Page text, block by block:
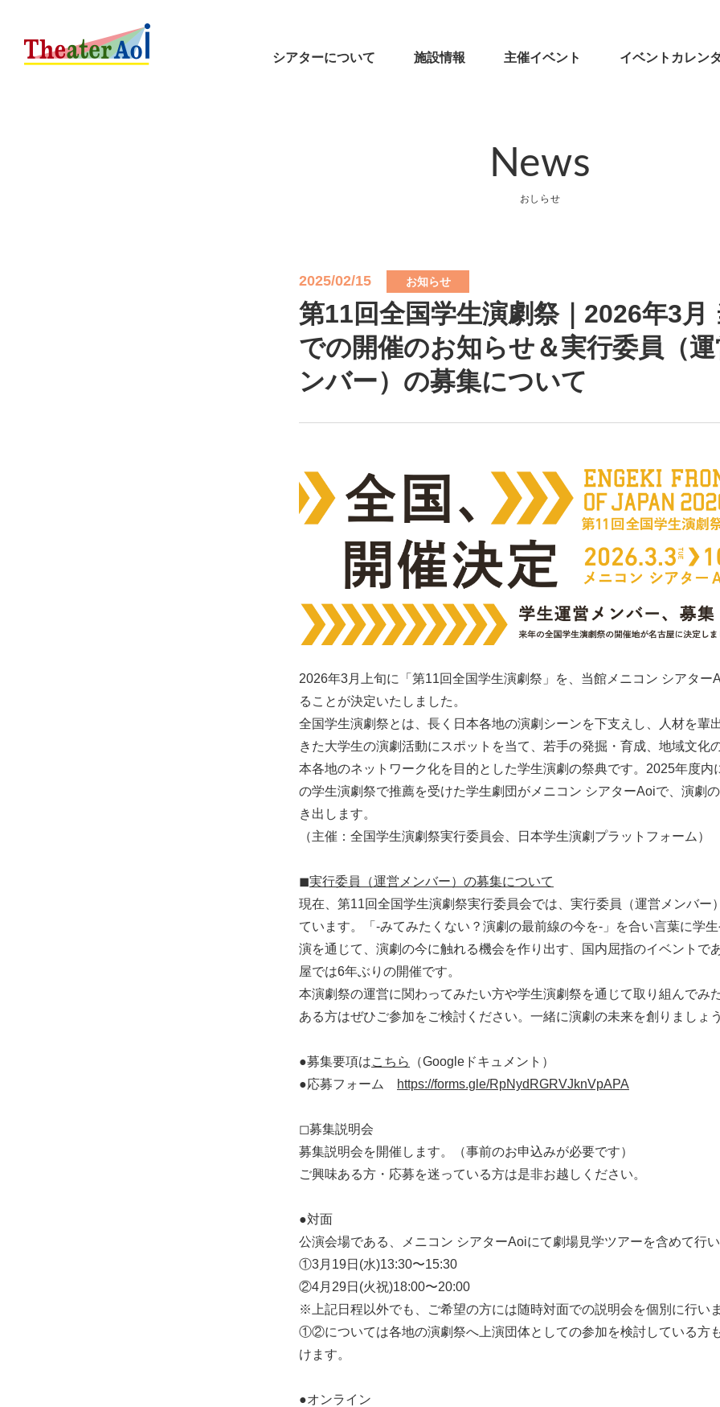
シアターについて 施設情報 主催イベント イベントカレン
News
おしらせ
2025/02/15 お知らせ
第11回全国学生演劇祭｜2026年3月
での開催のお知らせ＆実行委員（運
ンバー）の募集について
2026年3月上旬に「第11回全国学生演劇祭」を、当館メニコン シアター
ることが決定いたしました。
全国学生演劇祭とは、長く日本各地の演劇シーンを下支えし、人材を輩
きた大学生の演劇活動にスポットを当て、若手の発掘・育成、地域文化
本各地のネットワーク化を目的とした学生演劇の祭典です。2025年度内
の学生演劇祭で推薦を受けた学生劇団がメニコン シアターAoiで、演劇
き出します。
（主催：全国学生演劇祭実行委員会、日本学生演劇プラットフォーム）
◼︎実行委員（運営メンバー）の募集について
現在、第11回全国学生演劇祭実行委員会では、実行委員（運営メンバー
ています。「-みてみたくない？演劇の最前線の今を-」を合い言葉に学
演を通じて、演劇の今に触れる機会を作り出す、国内屈指のイベントで
屋では6年ぶりの開催です。
本演劇祭の運営に関わってみたい方や学生演劇祭を通じて取り組んでみ
ある方はぜひご参加をご検討ください。一緒に演劇の未来を創りましょ
●募集要項はこちら
（Googleドキュメント）
●応募フォーム
https://forms.gle/RpNydRGRVJknVpAPA
◻︎募集説明会
募集説明会を開催します。（事前のお申込みが必要です）
ご興味ある方・応募を迷っている方は是非お越しください。
●対面
公演会場である、メニコン シアターAoiにて劇場見学ツアーを含めて行い
①3月19日(水)13:30〜15:30
②4月29日(火祝)18:00〜20:00
※上記日程以外でも、ご希望の方には随時対面での説明会を個別に行いま
①②については各地の演劇祭へ上演団体としての参加を検討している方
けます。
●オンライン